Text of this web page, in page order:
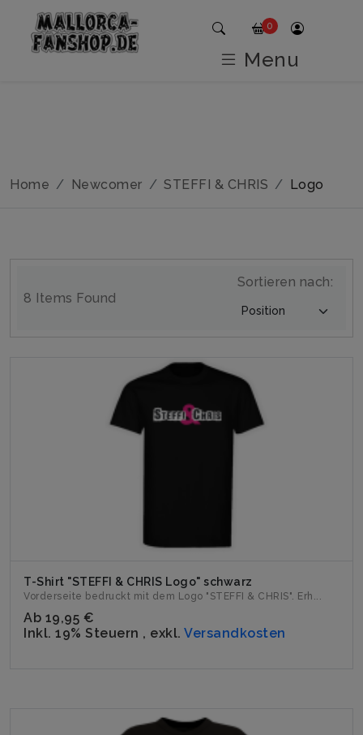
Home Newcomer STEFFI & CHRIS Logo
8 Items Found
Sortieren nach:
T-Shirt "STEFFI & CHRIS Logo" schwarz
Vorderseite bedruckt mit dem Logo "STEFFI & CHRIS". Erh...
Ab 19,95 €
Inkl. 19% Steuern , exkl. Versandkosten
0
Menu